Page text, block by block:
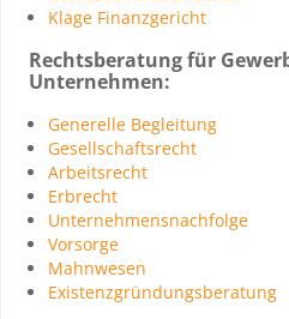
Klage Finanzgericht
Rechtsberatung für
Unternehmen:
Generelle Begleitung
Gesellschaftsrecht
Arbeitsrecht
Erbrecht
Unternehmensnachfolge
Vorsorge
Mahnwesen
Existenzgründungsberatung